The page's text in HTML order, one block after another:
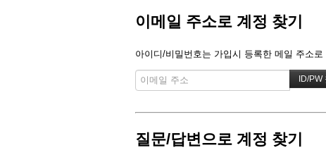
예배시간
담임목사
시무장로
오시는길
행사사진
찬양/성가
큐티/묵상
나눔자료
이메일 주소로 계정 찾기
아이디/비밀번호는 가입시 등록한 메일 주소
질문/답변으로 계정 찾기